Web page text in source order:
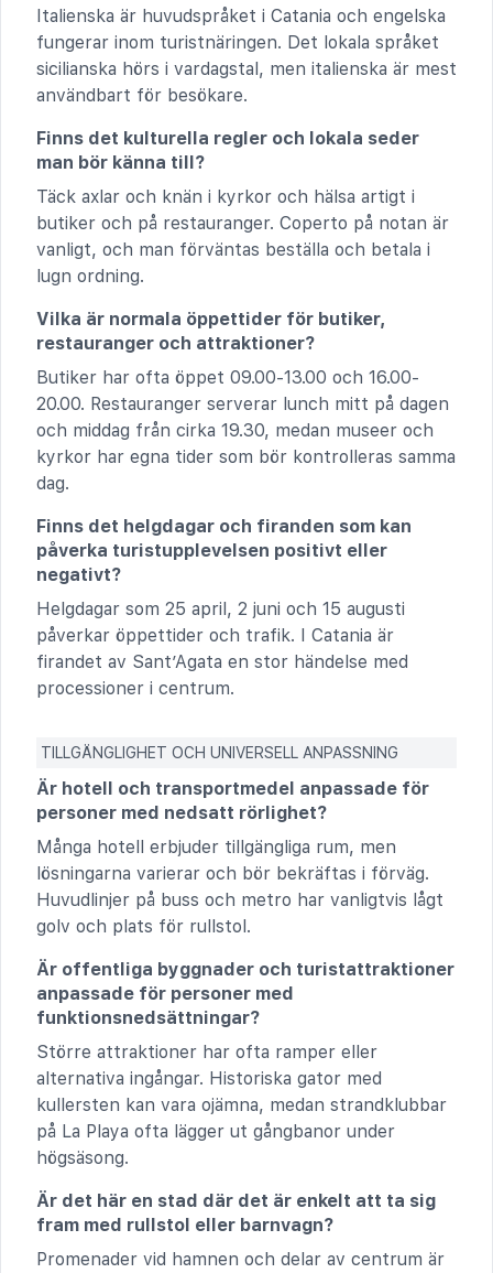
Italienska är huvudspråket i Catania och engelska
fungerar inom turistnäringen. Det lokala språket
sicilianska hörs i vardagstal, men italienska är mest
användbart för besökare.
Finns det kulturella regler och lokala seder
man bör känna till?
Täck axlar och knän i kyrkor och hälsa artigt i
butiker och på restauranger. Coperto på notan är
vanligt, och man förväntas beställa och betala i
lugn ordning.
Vilka är normala öppettider för butiker,
restauranger och attraktioner?
Butiker har ofta öppet 09.00-13.00 och 16.00-
20.00. Restauranger serverar lunch mitt på dagen
och middag från cirka 19.30, medan museer och
kyrkor har egna tider som bör kontrolleras samma
dag.
Finns det helgdagar och firanden som kan
påverka turistupplevelsen positivt eller
negativt?
Helgdagar som 25 april, 2 juni och 15 augusti
påverkar öppettider och trafik. I Catania är
firandet av Sant’Agata en stor händelse med
processioner i centrum.
TILLGÄNGLIGHET OCH UNIVERSELL ANPASSNING
Är hotell och transportmedel anpassade för
personer med nedsatt rörlighet?
Många hotell erbjuder tillgängliga rum, men
lösningarna varierar och bör bekräftas i förväg.
Huvudlinjer på buss och metro har vanligtvis lågt
golv och plats för rullstol.
Är offentliga byggnader och turistattraktioner
anpassade för personer med
funktionsnedsättningar?
Större attraktioner har ofta ramper eller
alternativa ingångar. Historiska gator med
kullersten kan vara ojämna, medan strandklubbar
på La Playa ofta lägger ut gångbanor under
högsäsong.
Är det här en stad där det är enkelt att ta sig
fram med rullstol eller barnvagn?
Promenader vid hamnen och delar av centrum är